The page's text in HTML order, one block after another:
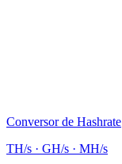
Conversor de Hashrate
TH/s · GH/s · MH/s